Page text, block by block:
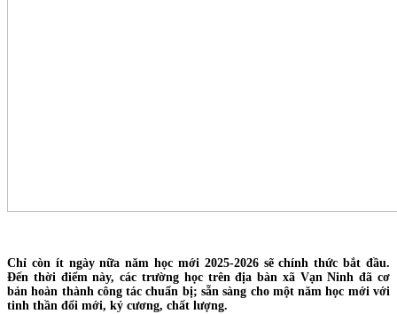
Chỉ còn ít ngày nữa năm học mới 2025-2026 sẽ chính thức bắt đầu.
Đến thời điểm này, các trường học trên địa bàn xã Vạn Ninh đã cơ
bản hoàn thành công tác chuẩn bị; sẵn sàng cho một năm học mới với
tinh thần đổi mới, kỷ cương, chất lượng.